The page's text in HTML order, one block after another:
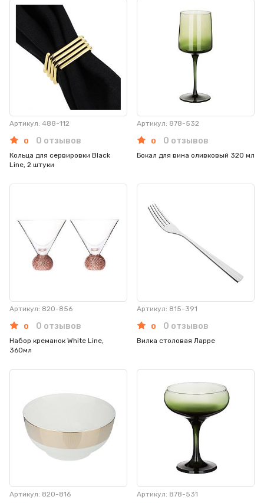
Артикул: 488-112
0 0 отзывов
Кольца для сервировки Black
Line, 2 штуки
Артикул: 878-532
0 0 отзывов
Бокал для вина оливковый 320 мл
Артикул: 820-856
0 0 отзывов
Набор креманок White Line,
360мл
Артикул: 815-391
0 0 отзывов
Вилка столовая Ларре
Артикул: 820-816 Артикул: 878-531